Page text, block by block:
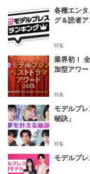
各種エン
グ＆読者
特集
業界初！
加型アワー
特集
モデルプ
秘訣」
特集
モデルプ